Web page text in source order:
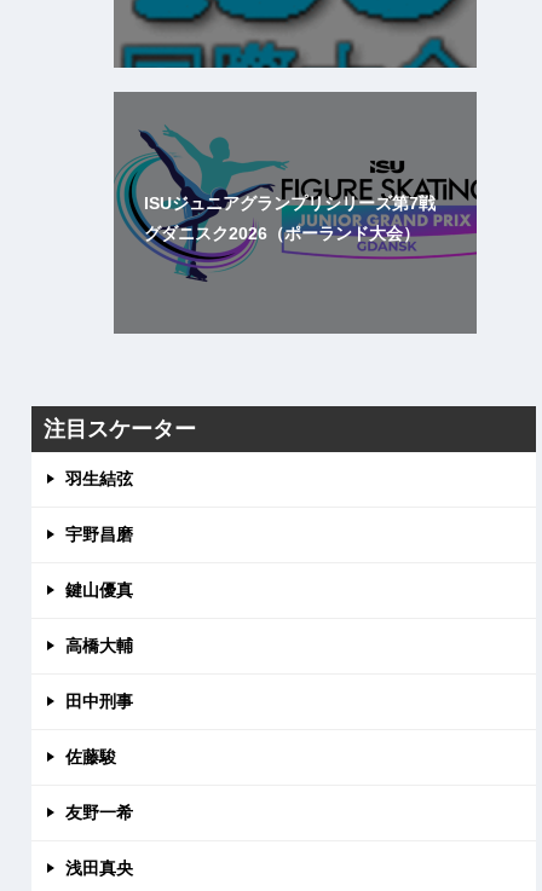
ISUジュニアグランプリシリーズ第7戦
グダニスク2026（ポーランド大会）
注目スケーター
羽生結弦
宇野昌磨
鍵山優真
高橋大輔
田中刑事
佐藤駿
友野一希
浅田真央